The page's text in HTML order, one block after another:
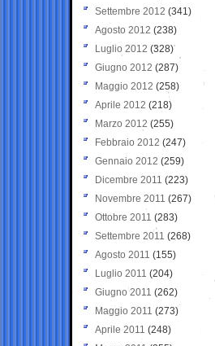
Settembre 2012 (341)
Agosto 2012 (238)
Luglio 2012 (328)
Giugno 2012 (287)
Maggio 2012 (258)
Aprile 2012 (218)
Marzo 2012 (255)
Febbraio 2012 (247)
Gennaio 2012 (259)
Dicembre 2011 (223)
Novembre 2011 (267)
Ottobre 2011 (283)
Settembre 2011 (268)
Agosto 2011 (155)
Luglio 2011 (204)
Giugno 2011 (262)
Maggio 2011 (273)
Aprile 2011 (248)